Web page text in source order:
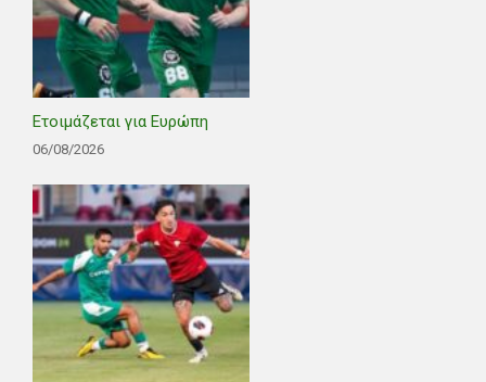
Ετοιμάζεται για Ευρώπη
06/08/2026